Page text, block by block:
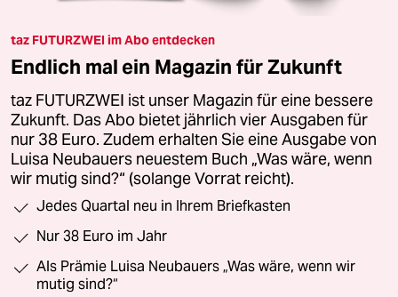
taz FUTURZWEI im Abo entdecken
Endlich mal ein Magazin für Zukunft
taz FUTURZWEI ist unser Magazin für eine bessere
Zukunft. Das Abo bietet jährlich vier Ausgaben für
nur 38 Euro. Zudem erhalten Sie eine Ausgabe von
Luisa Neubauers neuestem Buch „Was wäre, wenn
wir mutig sind?“ (solange Vorrat reicht).
Jedes Quartal neu in Ihrem Briefkasten
Nur 38 Euro im Jahr
Als Prämie Luisa Neubauers „Was wäre, wenn wir
mutig sind?“